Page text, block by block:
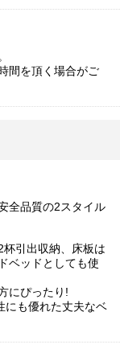
間を頂く場合がご
全品質の2スタイル
引出収納、床板は
ベッドとしても使
にぴったり!
にも優れた丈夫なベ